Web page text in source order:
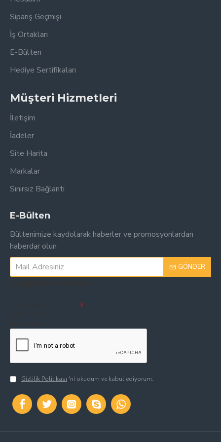
Sipariş Geçmişi
İş Ortakları
E-Bülten
Hediye Sertifikaları
Müşteri Hizmetleri
İletişim
İadeler
Site Harita
Markalar
Sınırsız Bağlantı
E-Bülten
Bültenimize kaydolarak haberler ve promosyonlardan
haberdar olun
GÖNDER
Gizlilik Politikası 'ni okudum ve kabul ediyorum.